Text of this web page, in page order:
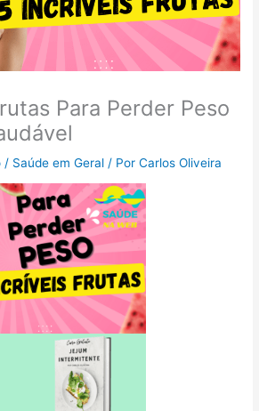
Para Perder Peso
/ Saúde em Geral / PorCarlos Oliveira